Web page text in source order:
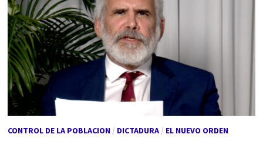
CONTROL DE LA POBLACION/ DICTADURA/ EL NUEVO ORDEN